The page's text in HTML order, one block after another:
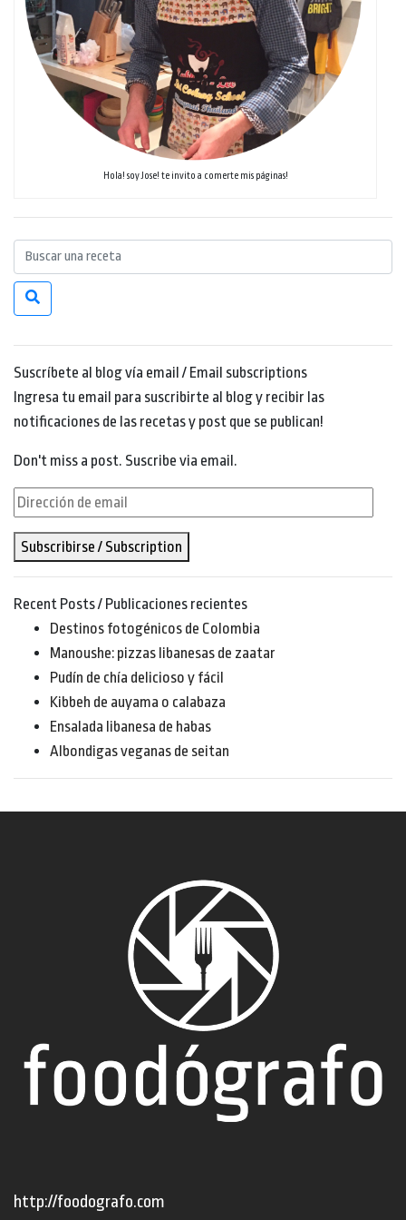
Hola! soy Jose! te invito a comerte mis páginas!
Suscríbete al blog vía email / Email subscriptions
Ingresa tu email para suscribirte al blog y recibir las
notificaciones de las recetas y post que se publican!
Don't miss a post. Suscribe via email.
Dirección
de
email
Subscribirse / Subscription
Recent Posts / Publicaciones recientes
Destinos fotogénicos de Colombia
Manoushe: pizzas libanesas de zaatar
Pudín de chía delicioso y fácil
Kibbeh de auyama o calabaza
Ensalada libanesa de habas
Albondigas veganas de seitan
http://foodografo.com